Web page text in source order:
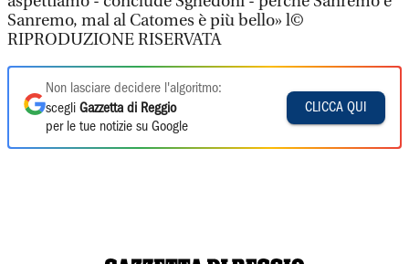
Sanremo, mal al Catomes è più bello» l©
RIPRODUZIONE RISERVATA
Non lasciare decidere l'algoritmo:
scegli Gazzetta di Reggio
per le tue notizie su Google
CLICCA QUI